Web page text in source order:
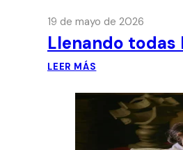
19 de mayo de 2026
Llenando todas
LEER MÁS